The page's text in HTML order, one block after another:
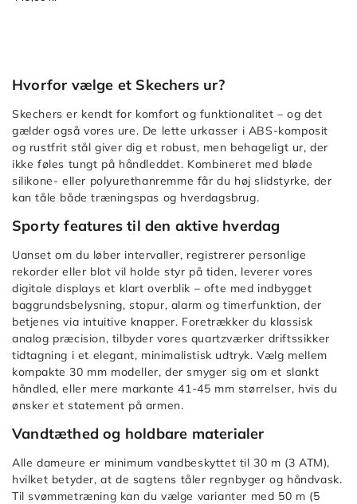
A-
Å
Sort
by
Alfabetisk:
Å-
Sort
Pris:
Lav
til
høj
Sort
by
Pris:
Høj
lav
by
Ældste
Rosencrans
Hvorfor vælge et Skechers ur?
Skechers er kendt for komfort og funktionalitet – og det
gælder også vores ure. De lette urkasser i ABS-komposit
og rustfrit stål giver dig et robust, men behageligt ur, der
ikke føles tungt på håndleddet. Kombineret med bløde
silikone- eller polyurethanremme får du høj slidstyrke, der
kan tåle både træningspas og hverdagsbrug.
Sporty features til den aktive hverdag
Uanset om du løber intervaller, registrerer personlige
rekorder eller blot vil holde styr på tiden, leverer vores
digitale displays et klart overblik – ofte med indbygget
baggrundsbelysning, stopur, alarm og timerfunktion, der
betjenes via intuitive knapper. Foretrækker du klassisk
analog præcision, tilbyder vores quartzværker driftssikker
tidtagning i et elegant, minimalistisk udtryk. Vælg mellem
kompakte 30 mm modeller, der smyger sig om et slankt
håndled, eller mere markante 41-45 mm størrelser, hvis du
ønsker et statement på armen.
Vandtæthed og holdbare materialer
Alle dameure er minimum vandbeskyttet til 30 m (3 ATM),
hvilket betyder, at de sagtens tåler regnbyger og håndvask.
Til svømmetræning kan du vælge varianter med 50 m (5